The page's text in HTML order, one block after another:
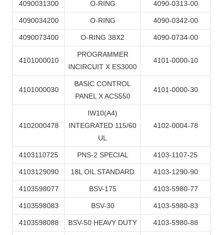
4090031300 O-RING 4090-0313-00
4090034200 O-RING 4090-0342-00
4090073400 O-RING 38X2 4090-0734-00
4101000010
PROGRAMMER
INCIRCUIT X ES3000
4101-0000-10
4101000030
BASIC CONTROL
PANEL X ACS550
4101-0000-30
4102000478
IW10(A4)
INTEGRATED 115/60
UL
4102-0004-78
4103110725 PNS-2 SPECIAL 4103-1107-25
4103129090 18L OIL STANDARD 4103-1290-90
4103598077 BSV-175 4103-5980-77
4103598083 BSV-30 4103-5980-83
4103598088 BSV-50 HEAVY DUTY 4103-5980-88